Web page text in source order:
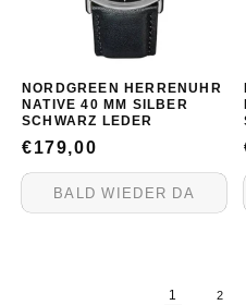
NORDGREEN HERRENUHR
NATIVE 40 MM SILBER
SCHWARZ LEDER
NORMALER
PREIS
€179,00
BALD WIEDER DA
1 2